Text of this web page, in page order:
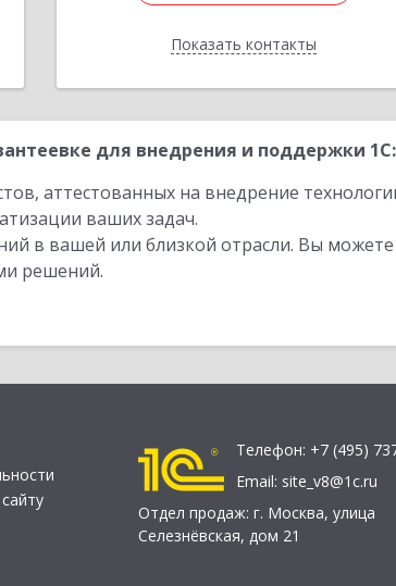
Показать контакты
Назад
для внедрения и поддержки
аттестованных на внедрение
ваших задач.
в вашей или близкой отрасли. Вы
решений.
Телефон: +7 (495)
Email: site_v8@1c.ru
Отдел продаж: г. Москва, улица
Селезнёвская, дом 21